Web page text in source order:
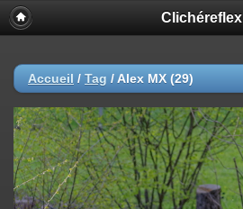
Clichéreflex
Accueil / Tag / Alex MX (29)